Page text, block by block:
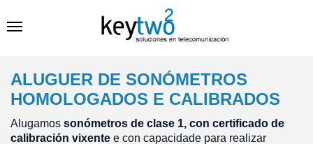
ALUGUER DE SONÓMETROS
HOMOLOGADOS E CALIBRADOS
Alugamos sonómetros de clase 1, con certificado de
calibración vixente e con capacidade para realizar